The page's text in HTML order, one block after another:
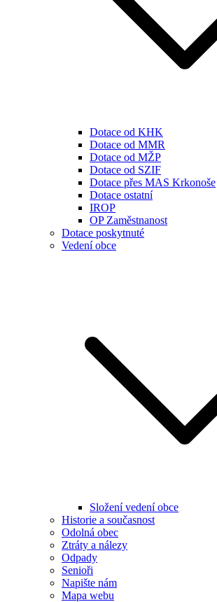
Dotace od KHK
Dotace od MMR
Dotace od MŽP
Dotace od SZIF
Dotace přes MAS Krkonoše
Dotace ostatní
IROP
OP Zaměstnanost
Dotace poskytnuté
Vedení obce
Složení vedení obce
Historie a současnost
Odolná obec
Ztráty a nálezy
Odpady
Senioři
Napište nám
Mapa webu